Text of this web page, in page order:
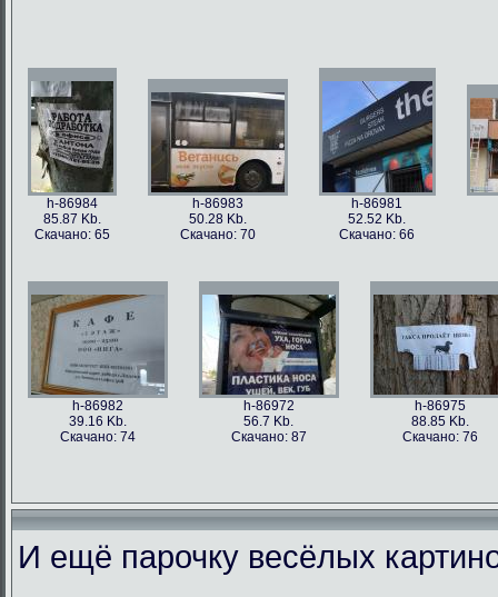
h-86984
85.87 Kb.
Скачано: 65
h-86983
50.28 Kb.
Скачано: 70
h-86981
52.52 Kb.
Скачано: 66
h-86982
39.16 Kb.
Скачано: 74
h-86972
56.7 Kb.
Скачано: 87
h-86975
88.85 Kb.
Скачано: 76
И ещё парочку весёлых